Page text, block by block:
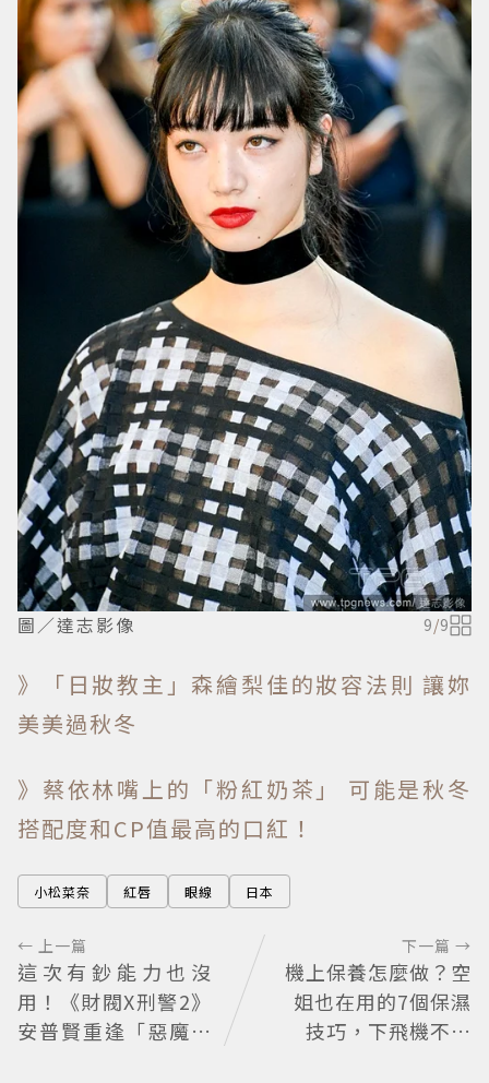
圖／達志影像 9/9
》「日妝教主」森繪梨佳的妝容法則 讓妳
美美過秋冬
》蔡依林嘴上的「粉紅奶茶」 可能是秋冬
搭配度和CP值最高的口紅！
小松菜奈 紅唇 眼線 日本
← 上一篇
這次有鈔能力也沒
用！《財閥X刑警2》
安普賢重逢「惡魔教
下一篇 →
機上保養怎麼做？空
姐也在用的7個保濕
技巧，下飛機不乾